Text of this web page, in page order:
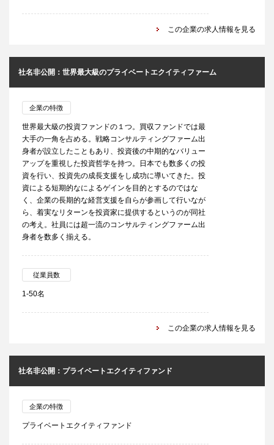
この企業の求人情報を見る
社名非公開：世界最大級のプライベートエクイティファーム
企業の特徴
世界最大級の投資ファンドの１つ。買収ファンドでは最
大手の一角を占める。戦略コンサルティングファーム出
身者が設立したこともあり、投資後の中期的なバリュー
アップを重視した投資哲学を持つ。日本でも数多くの投
資を行い、投資先の成長支援をし成功に導いてきた。投
資による短期的なによるゲインを目的とするのではな
く、企業の長期的な経営支援を自らが参画して行いなが
ら、着実なリターンを投資家に提供するというのが同社
の考え。社員には超一流のコンサルティングファーム出
身者を数多く揃える。
従業員数
1-50名
この企業の求人情報を見る
社名非公開：プライベートエクイティファンド
企業の特徴
プライベートエクイティファンド